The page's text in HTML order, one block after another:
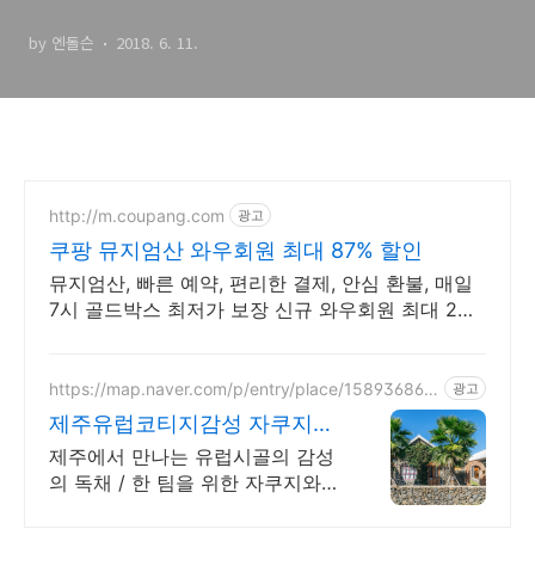
by 엔돌슨 2018. 6. 11.
http://m.coupang.com 광고
쿠팡 뮤지엄산 와우회원 최대 87% 할인
뮤지엄산, 빠른 예약, 편리한 결제, 안심 환불, 매일
7시 골드박스 최저가 보장 신규 와우회원 최대 2만
https://map.naver.com/p/entry/place/158936865
광고
제주유럽코티지감성 자쿠지독
채 프라이빗 제주여행, 유럽감
성
제주에서 만나는 유럽시골의 감성
의 독채 / 한 팀을 위한 자쿠지와